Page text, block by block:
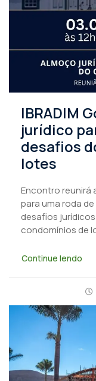
IBRADIM
jurídico
desafios
lotes
Encontro reunirá
para uma roda
desafios
condomínios de
Continue lendo